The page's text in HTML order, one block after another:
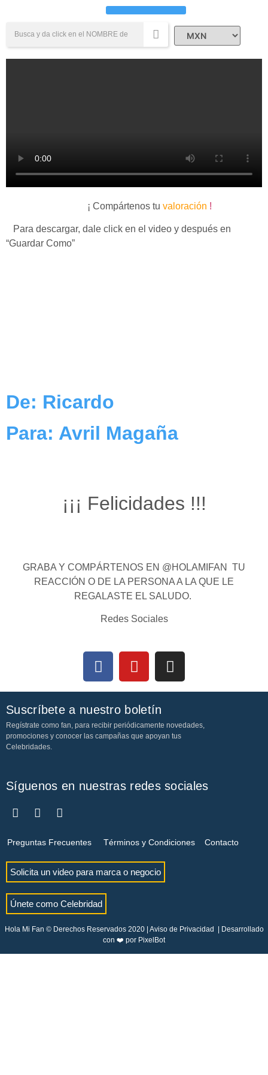
¡ Compártenos tu valoración !
Para descargar, dale click en el video y después en
“Guardar Como”
De: Ricardo
Para: Avril Magaña
¡¡¡ Felicidades !!!
GRABA Y COMPÁRTENOS EN @HOLAMIFAN TU
REACCIÓN O DE LA PERSONA A LA QUE LE
REGALASTE EL SALUDO.
Redes Sociales
Suscríbete a nuestro boletín
Regístrate como fan, para recibir periódicamente novedades,
promociones y conocer las campañas que apoyan tus
Celebridades.
Síguenos en nuestras redes sociales
Preguntas Frecuentes Términos y Condiciones Contacto
Solicita un video para marca o negocio
Únete como Celebridad
Hola Mi Fan © Derechos Reservados 2020 | Aviso de Privacidad
| Desarrollado
con ❤️ por PixelBot